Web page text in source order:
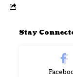
Stay